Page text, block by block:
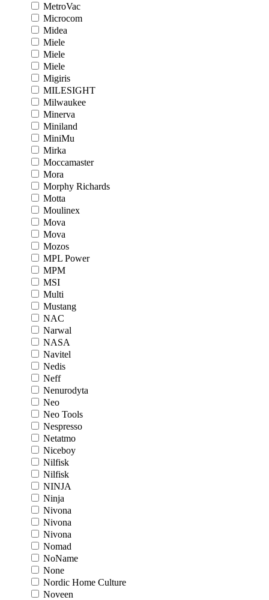
MetroVac
Microcom
Midea
Miele
Miele
Miele
Migiris
MILESIGHT
Milwaukee
Minerva
Miniland
MiniMu
Mirka
Moccamaster
Mora
Morphy Richards
Motta
Moulinex
Mova
Mova
Mozos
MPL Power
MPM
MSI
Multi
Mustang
NAC
Narwal
NASA
Navitel
Nedis
Neff
Nenurodyta
Neo
Neo Tools
Nespresso
Netatmo
Niceboy
Nilfisk
Nilfisk
NINJA
Ninja
Nivona
Nivona
Nivona
Nomad
NoName
None
Nordic Home Culture
Noveen